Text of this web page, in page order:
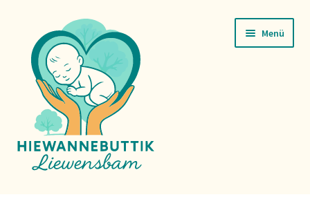
Navigation
springen
Inhalt
springen
Menü